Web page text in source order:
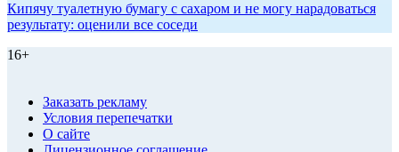
Кипячу туалетную бумагу с сахаром и не могу нарадоваться
результату: оценили все соседи
16+
Заказать рекламу
Условия перепечатки
О сайте